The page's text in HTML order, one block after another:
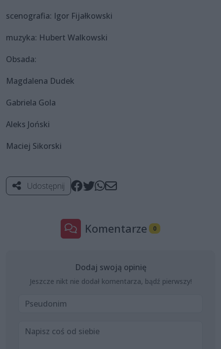
scenografia: Igor Fijałkowski
muzyka: Hubert Walkowski
Obsada:
Magdalena Dudek
Gabriela Gola
Aleks Joński
Maciej Sikorski
Udostępnij
Komentarze 0
Dodaj swoją opinię
Jeszcze nikt nie dodał komentarza, bądź pierwszy!